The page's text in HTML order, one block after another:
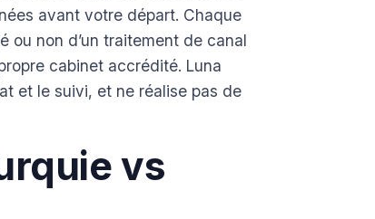
avant votre départ. Chaque
ou non d’un traitement de canal
cabinet accrédité. Luna
et le suivi, et ne réalise pas de
vs